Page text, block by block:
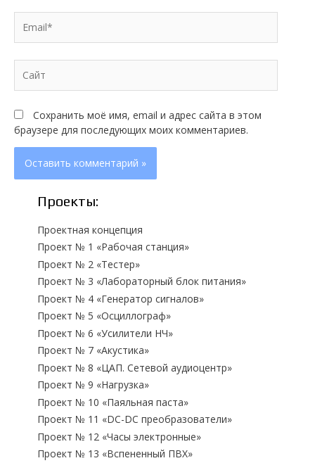
Сохранить моё имя, email и адрес сайта в этом
браузере для последующих моих комментариев.
Проекты:
Проектная концепция
Проект № 1 «Рабочая станция»
Проект № 2 «Тестер»
Проект № 3 «Лабораторный блок питания»
Проект № 4 «Генератор сигналов»
Проект № 5 «Осциллограф»
Проект № 6 «Усилители НЧ»
Проект № 7 «Акустика»
Проект № 8 «ЦАП. Сетевой аудиоцентр»
Проект № 9 «Нагрузка»
Проект № 10 «Паяльная паста»
Проект № 11 «DC-DC преобразователи»
Проект № 12 «Часы электронные»
Проект № 13 «Вспененный ПВХ»